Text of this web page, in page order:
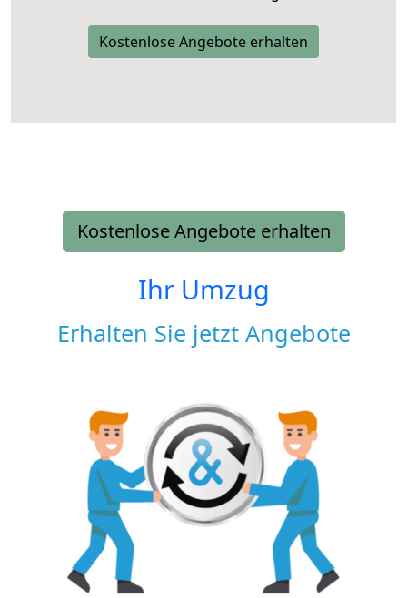
Kostenlose Angebote erhalten
Kostenlose Angebote erhalten
Ihr Umzug
Erhalten Sie jetzt Angebote